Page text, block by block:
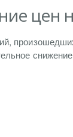
цен